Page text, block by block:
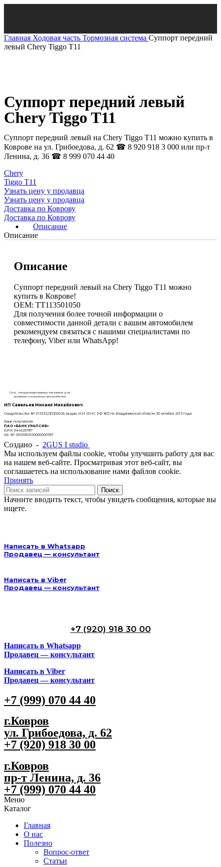
Главная Ходовая часть Тормозная система Суппорт передний
левый Chery Tiggo T11
Суппорт передний левый
Chery Tiggo T11
Суппорт передний левый на Chery Tiggo T11 можно купить в
Коврове на ул. Грибоедова, д. 62 ☎ 8 920 918 3 000 или пр-т
Ленина, д. 36 ☎ 8 999 070 44 40
Chery
Tiggo T11
Узнать цену у продавца
Узнать цену у продавца
Доставка по Коврову
Доставка по Коврову
Описание
Описание
Описание
Суппорт передний левый на Chery Tiggo T11 можно
купить в Коврове!
OEM: TT113501050
Для получения более точной информации о
совместимости данной детали с вашим автомобилем
рекомендуем связаться с нашими специалистами по
телефону, Viber или WhatsApp!
Сеть специализированных магазинов для
китайских и корейских автомобилей.
ИП Савельев Михаил Михайлович
Свидетельство № 313333230300026, выдан МИ ФНС РФ №2 по Владимирской области 30 октября 2013 года.
Банк получателя:
ПАО «БАНК УРАЛСИБ»
БИК: 044525787
К/с №: 30101810100000000787
Создано - 2GUS I studio
Мы используем файлы cookie, чтобы улучшить работу для вас
на нашем веб-сайте. Просматривая этот веб-сайт, вы
соглашаетесь на использование нами файлов cookie.
Принять
Поиск
Начните вводить текст, чтобы увидеть сообщения, которые вы
ищете.
Написать в Whatsapp
Продавец — консультант
Написать в Viber
Продавец — консультант
+7 (920) 918 30 00
Написать в Whatsapp
Продавец — консультант
Написать в Viber
Продавец — консультант
+7 (999) 070 44 40
г.Ковров
ул. Грибоедова, д. 62
+7 (920) 918 30 00
г.Ковров
пр-т Ленина, д. 36
+7 (999) 070 44 40
Меню
Каталог
Главная
О нас
Полезно
Вопрос-ответ
Статьи